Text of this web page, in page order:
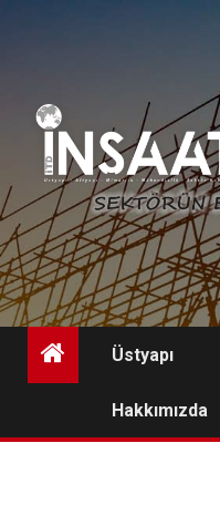
Üstyapı
Hakkımızda